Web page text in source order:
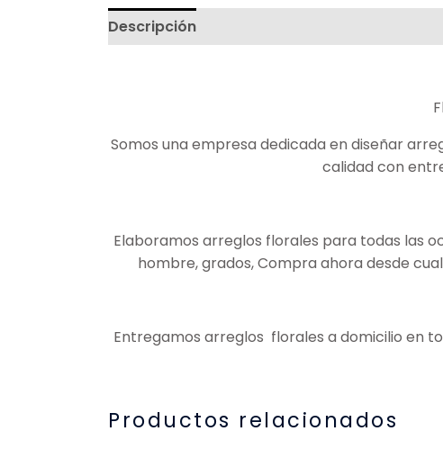
Descripción
Somos una empresa dedicada en diseñar
calidad con
Elaboramos arreglos florales para todas las
hombre, grados, Compra ahora desde
Entregamos arreglos florales a domicilio en
Productos relacionados